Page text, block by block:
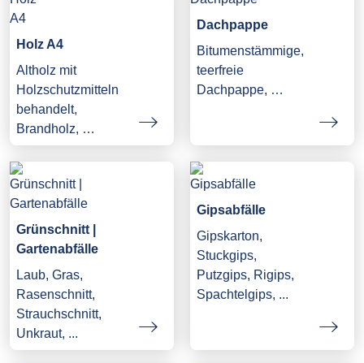
Holz A4
Altholz mit
Holzschutzmitteln
behandelt,
Brandholz, …
Dachpappe
Bitumenstämmige,
teerfreie
Dachpappe, …
Grünschnitt |
Gartenabfälle
Laub, Gras,
Rasenschnitt,
Strauchschnitt,
Unkraut, ...
Gipsabfälle
Gipskarton,
Stuckgips,
Putzgips, Rigips,
Spachtelgips, ...